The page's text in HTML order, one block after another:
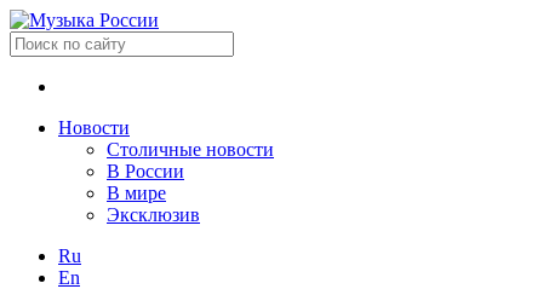
Новости
Столичные новости
В России
В мире
Эксклюзив
Ru
En